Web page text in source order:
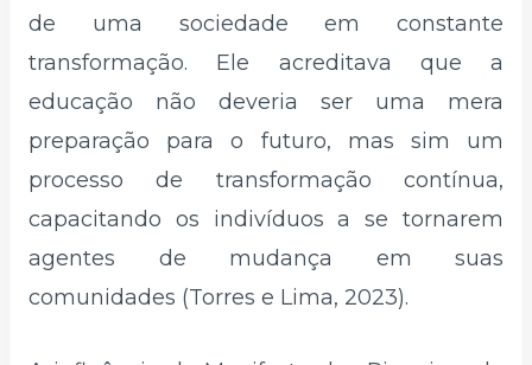
de uma sociedade em constante
transformação. Ele acreditava que a
educação não deveria ser uma mera
preparação para o futuro, mas sim um
processo de transformação contínua,
capacitando os indivíduos a se tornarem
agentes de mudança em suas
comunidades (Torres e Lima, 2023).